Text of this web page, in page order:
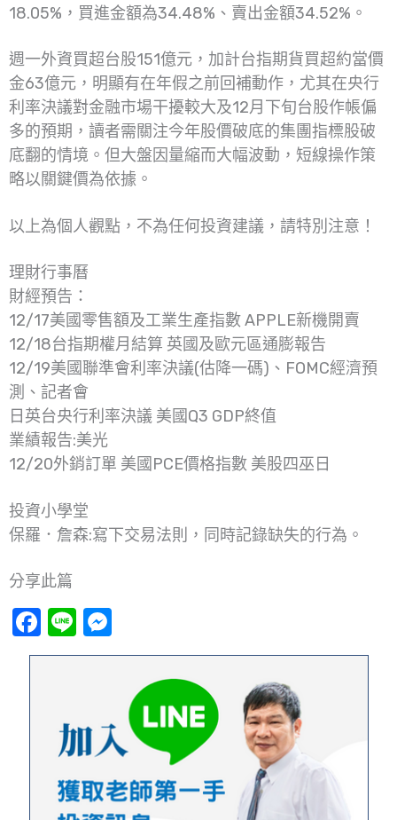
18.05%，買進金額為34.48%、賣出金額34.52%。
週一外資買超台股151億元，加計台指期貨買超約當價
金63億元，明顯有在年假之前回補動作，尤其在央行
利率決議對金融市場干擾較大及12月下旬台股作帳偏
多的預期，讀者需關注今年股價破底的集團指標股破
底翻的情境。但大盤因量縮而大幅波動，短線操作策
略以關鍵價為依據。
以上為個人觀點，不為任何投資建議，請特別注意！
理財行事曆
財經預告：
12/17美國零售額及工業生產指數 APPLE新機開賣
12/18台指期權月結算 英國及歐元區通膨報告
12/19美國聯準會利率決議(估降一碼)、FOMC經濟預
測、記者會
日英台央行利率決議 美國Q3 GDP終值
業績報告:美光
12/20外銷訂單 美國PCE價格指數 美股四巫日
投資小學堂
保羅．詹森:寫下交易法則，同時記錄缺失的行為。
分享此篇
Facebook
Line